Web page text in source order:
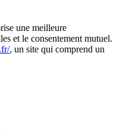
une meilleure
et le consentement mutuel.
, un site qui comprend un